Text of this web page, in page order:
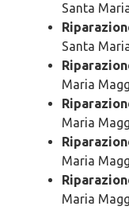
Santa
Santa
Maria
Maria
Maria
Maria